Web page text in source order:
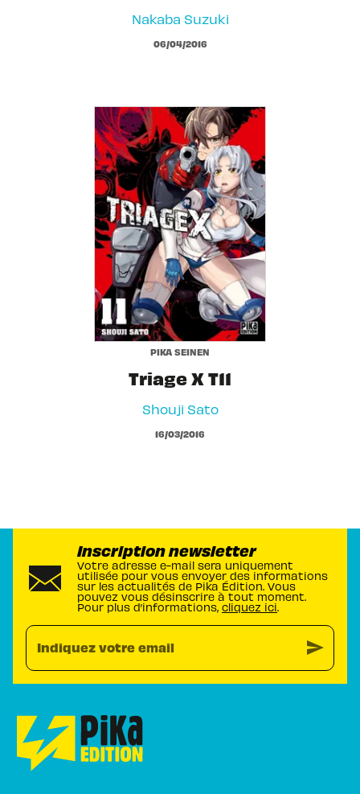
Nakaba Suzuki
06/04/2016
PIKA SEINEN
Triage X T11
Shouji Sato
16/03/2016
Inscription newsletter
Votre adresse e-mail sera uniquement
utilisée pour vous envoyer des informations
sur les actualités de Pika Édition. Vous
pouvez vous désinscrire à tout moment.
Pour plus d’informations, cliquez ici.
Indiquez votre email send